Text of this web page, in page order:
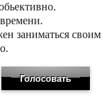
заниматься своим